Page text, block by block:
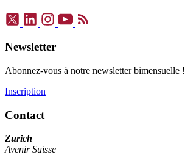
Newsletter
Abonnez-vous à notre newsletter bimensuelle !
Inscription
Contact
Zurich
Avenir Suisse